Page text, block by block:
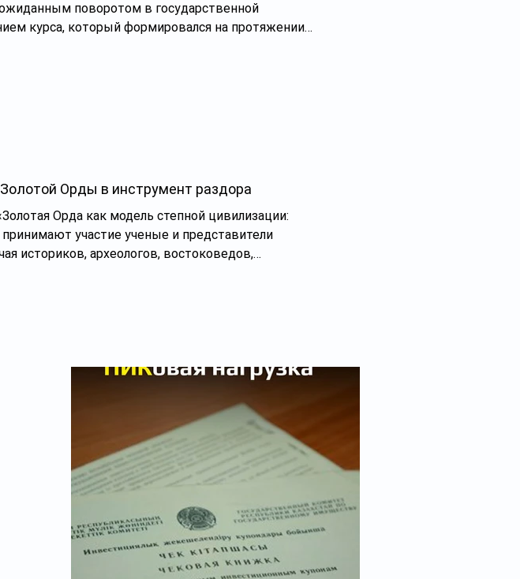
поворотом в государственной
курса, который формировался на протяжении
Орды в инструмент раздора
Орда как модель степной цивилизации:
принимают участие ученые и представители
историков, археологов, востоковедов,